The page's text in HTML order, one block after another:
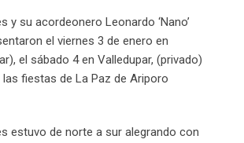
y su acordeonero Leonardo ‘Nano’
el viernes 3 de enero en
el sábado 4 en Valledupar, (privado)
las fiestas de La Paz de Ariporo
estuvo de norte a sur alegrando con